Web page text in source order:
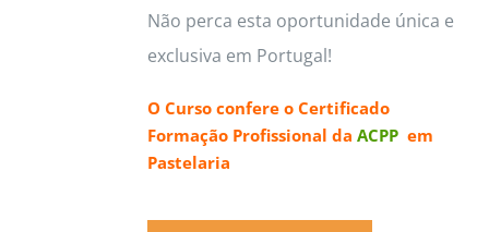
Não perca esta oportunidade única e
exclusiva em Portugal!
O Curso confere o Certificado
Formação Profissional da ACPPem
Pastelaria